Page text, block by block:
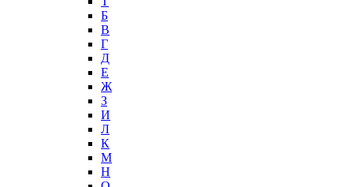
Б
В
Г
Д
Е
Ж
З
И
Л
К
М
Н